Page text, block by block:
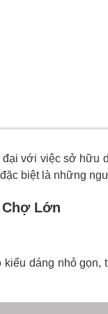
với việc sở hữu
biệt là những
Lớn
dáng nhỏ